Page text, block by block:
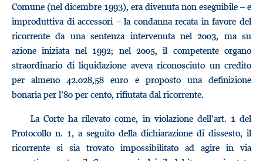
Comune (nel dicembre 1993), era divenuta non eseguibile – e
improduttiva di accessori – la condanna recata in favore del
ricorrente da una sentenza intervenuta nel 2003, ma su
azione iniziata nel 1992; nel 2005, il competente organo
straordinario di liquidazione aveva riconosciuto un credito
per almeno 42.028,58 euro e proposto una definizione
bonaria per l’80 per cento, rifiutata dal ricorrente.
La Corte ha rilevato come, in violazione dell’art. 1 del
Protocollo n. 1, a seguito della dichiarazione di dissesto, il
ricorrente si sia trovato impossibilitato ad agire in via